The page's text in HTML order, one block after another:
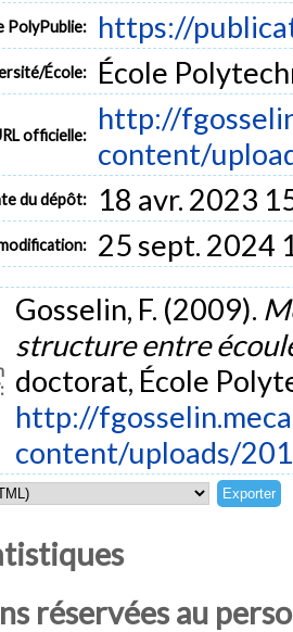
PolyPublie: https://
École: École
officielle:
http://
content/
du dépôt: 18 avr. 2023
25 sept. 2024
Gosselin, F. (2009).
structure entre
doctorat, École
http://
content/uploads/
réservées au